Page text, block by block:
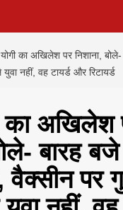
का अखिलेश पर निशाना,
नहीं, वह टायर्ड और रिटायर्ड
का अखिलेश
बारह
पर